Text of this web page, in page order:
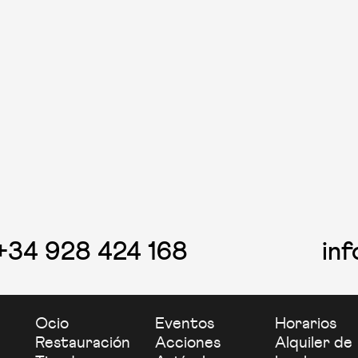
928 424 168
Ocio
Restauración
Eventos
Acciones
Horarios
Alquiler de